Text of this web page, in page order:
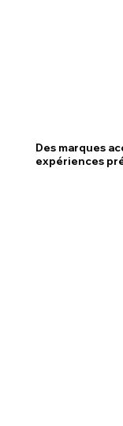
Des marques
expériences